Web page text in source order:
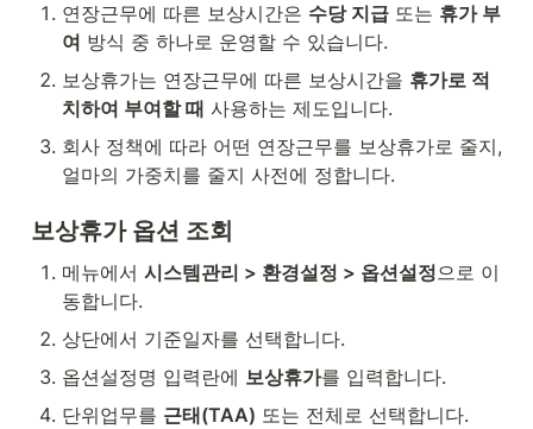
연장근무에 따른 보상시간은 수당 지급 또는 휴가 부
여 방식 중 하나로 운영할 수 있습니다.
보상휴가는 연장근무에 따른 보상시간을 휴가로 적
치하여 부여할 때 사용하는 제도입니다.
회사 정책에 따라 어떤 연장근무를 보상휴가로 줄지,
얼마의 가중치를 줄지 사전에 정합니다.
보상휴가 옵션 조회
메뉴에서 시스템관리 > 환경설정 > 옵션설정으로 이
동합니다.
상단에서 기준일자를 선택합니다.
옵션설정명 입력란에 보상휴가를 입력합니다.
단위업무를 근태(TAA) 또는 전체로 선택합니다.